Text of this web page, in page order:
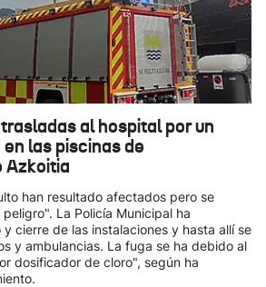
al hospital por un
las piscinas de
Azkoitia
han resultado afectados pero se
La Policía Municipal ha
cierre de las instalaciones y hasta allí se
y ambulancias. La fuga se ha debido al
dosificador de cloro", según ha